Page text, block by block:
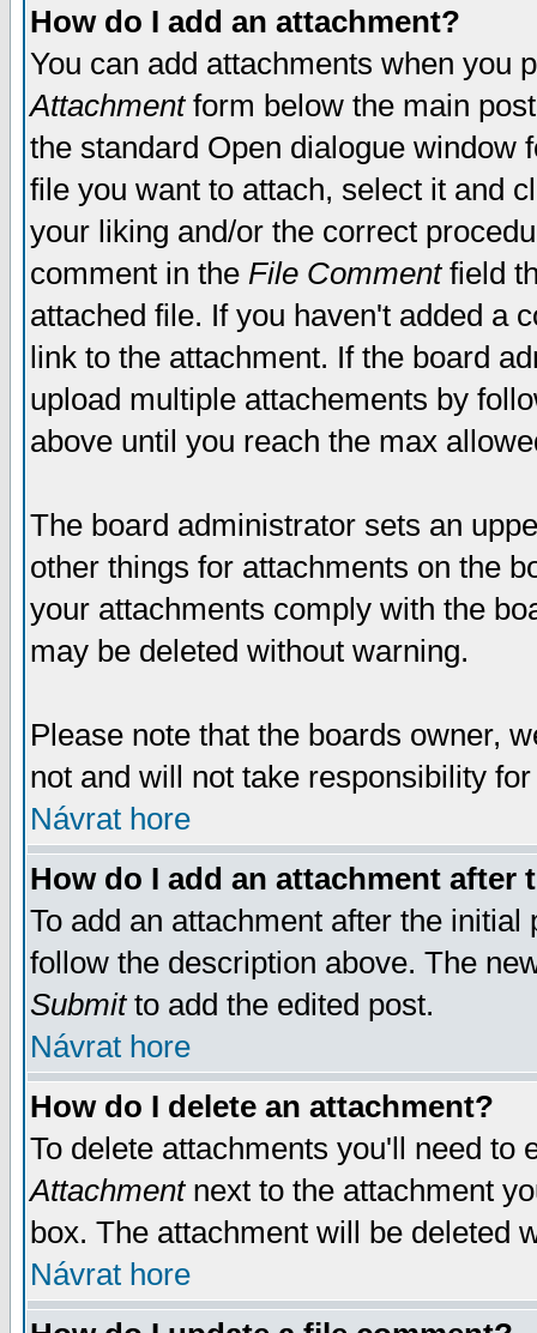
How do I add an attachment?
You can add attachments when you
Attachmentform below the main
the standard Open dialogue window
file you want to attach, select it and
your liking and/or the correct
comment in the File Commentfield
attached file. If you haven't added a
link to the attachment. If the board
upload multiple attachements by
above until you reach the max
The board administrator sets an
other things for attachments on the
your attachments comply with the
may be deleted without warning.
Please note that the boards owner,
not and will not take responsibility
Návrat hore
How do I add an attachment after
To add an attachment after the
follow the description above. The
Submitto add the edited post.
Návrat hore
How do I delete an attachment?
To delete attachments you'll need
Attachmentnext to the attachment
box. The attachment will be deleted
Návrat hore